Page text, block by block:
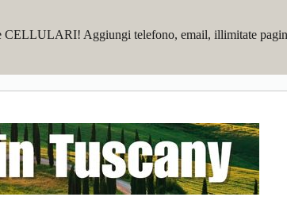
CELLULARI! Aggiungi telefono, email, illimitate